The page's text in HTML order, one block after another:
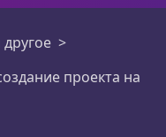
проекта на